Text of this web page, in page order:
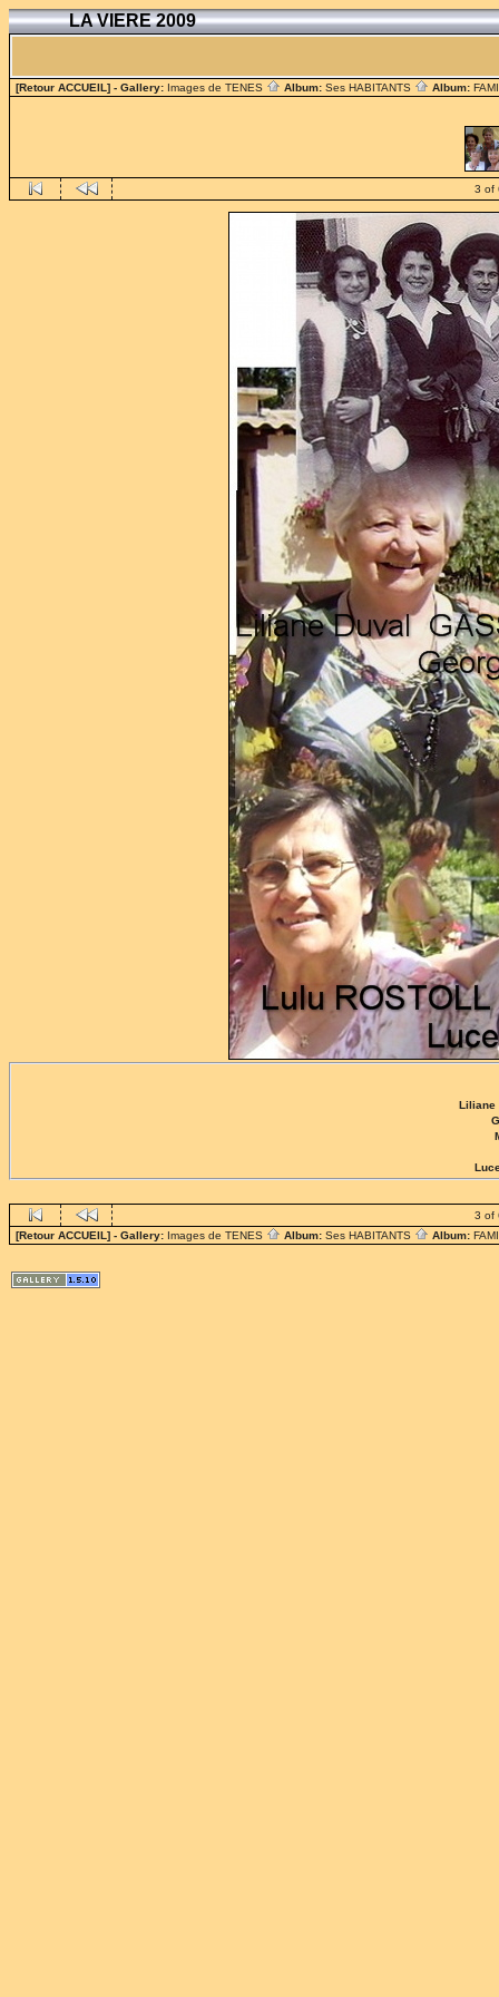
LA VIERE 2009
[Retour ACCUEIL] - Gallery: Images de TENES Album: Ses HABITANTS Album:
3 of
Liliane
3 of
[Retour ACCUEIL] - Gallery: Images de TENES Album: Ses HABITANTS Album: